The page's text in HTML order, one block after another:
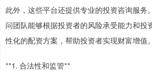
此外，这些平台还提供专业的投资咨询服务
问团队能够根据投资者的风险承受能力和投
性化的配资方案，帮助投资者实现财富增值。
**1. 合法性和监管**